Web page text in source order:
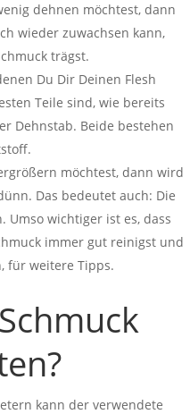
dehnen möchtest, dann
wieder zuwachsen kann,
trägst.
Du Dir Deinen Flesh
Teile sind, wie bereits
Dehnstab. Beide bestehen
möchtest, dann wird
Das bedeutet auch: Die
Umso wichtiger ist es, dass
immer gut reinigst und
für weitere Tipps.
kann der verwendete